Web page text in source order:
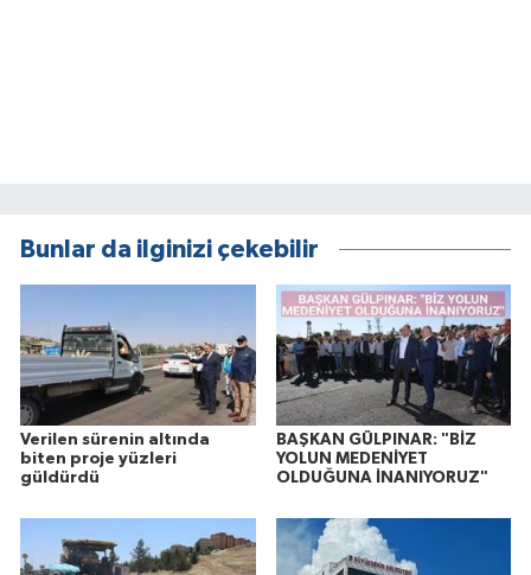
Bunlar da ilginizi çekebilir
Verilen sürenin altında
biten proje yüzleri
güldürdü
BAŞKAN GÜLPINAR: "BİZ
YOLUN MEDENİYET
OLDUĞUNA İNANIYORUZ"